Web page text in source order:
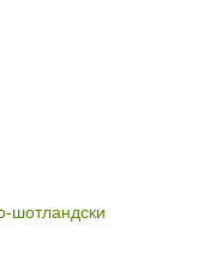
шотландски